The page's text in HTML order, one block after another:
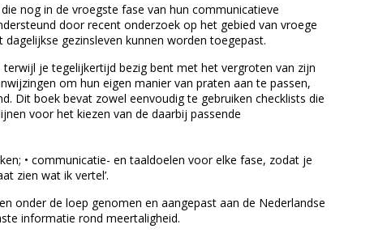
nog in de vroegste fase van hun communicatieve
door recent onderzoek op het gebied van vroege
gezinsleven kunnen worden toegepast.
je tegelijkertijd bezig bent met het vergroten van zijn
om hun eigen manier van praten aan te passen,
Dit boek bevat zowel eenvoudig te gebruiken checklists die
voor het kiezen van de daarbij passende
• communicatie- en taaldoelen voor elke fase, zodat je
zien wat ik vertel’.
onder de loep genomen en aangepast aan de Nederlandse
informatie rond meertaligheid.